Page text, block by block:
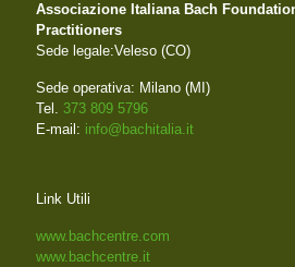
Associazione Italiana Bach
Practitioners
Sede legale:Veleso (CO)
Sede operativa: Milano (MI)
Tel. 373 809 5796
E-mail: info@bachitalia.it
Link Utili
www.bachcentre.com
www.bachcentre.it